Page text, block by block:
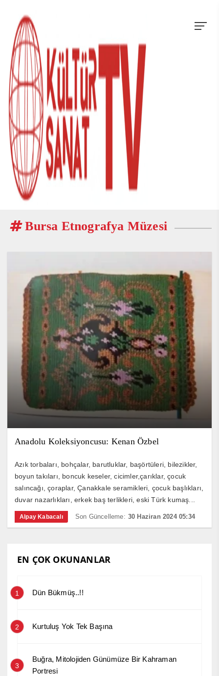
Bursa Etnografya Müzesi
Anadolu Koleksiyoncusu: Kenan Özbel
Azık torbaları, bohçalar, barutluklar, başörtüleri, bilezikler,
boyun takıları, boncuk keseler, cicimler,çarıklar, çocuk
salıncağı, çoraplar, Çanakkale seramikleri, çocuk başlıkları,
duvar nazarlıkları, erkek baş terlikleri, eski Türk kumaş...
Alpay Kabacalı Son Güncelleme: 30 Haziran 2024 05:34
EN ÇOK OKUNANLAR
1 Dün Bükmüş..!!
2 Kurtuluş Yok Tek Başına
3
Buğra, Mitolojiden Günümüze Bir Kahraman
Portresi